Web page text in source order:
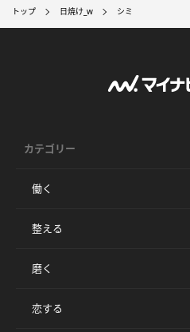
トップ 日焼け_w シミ
カテゴリー
働く
整える
磨く
恋する